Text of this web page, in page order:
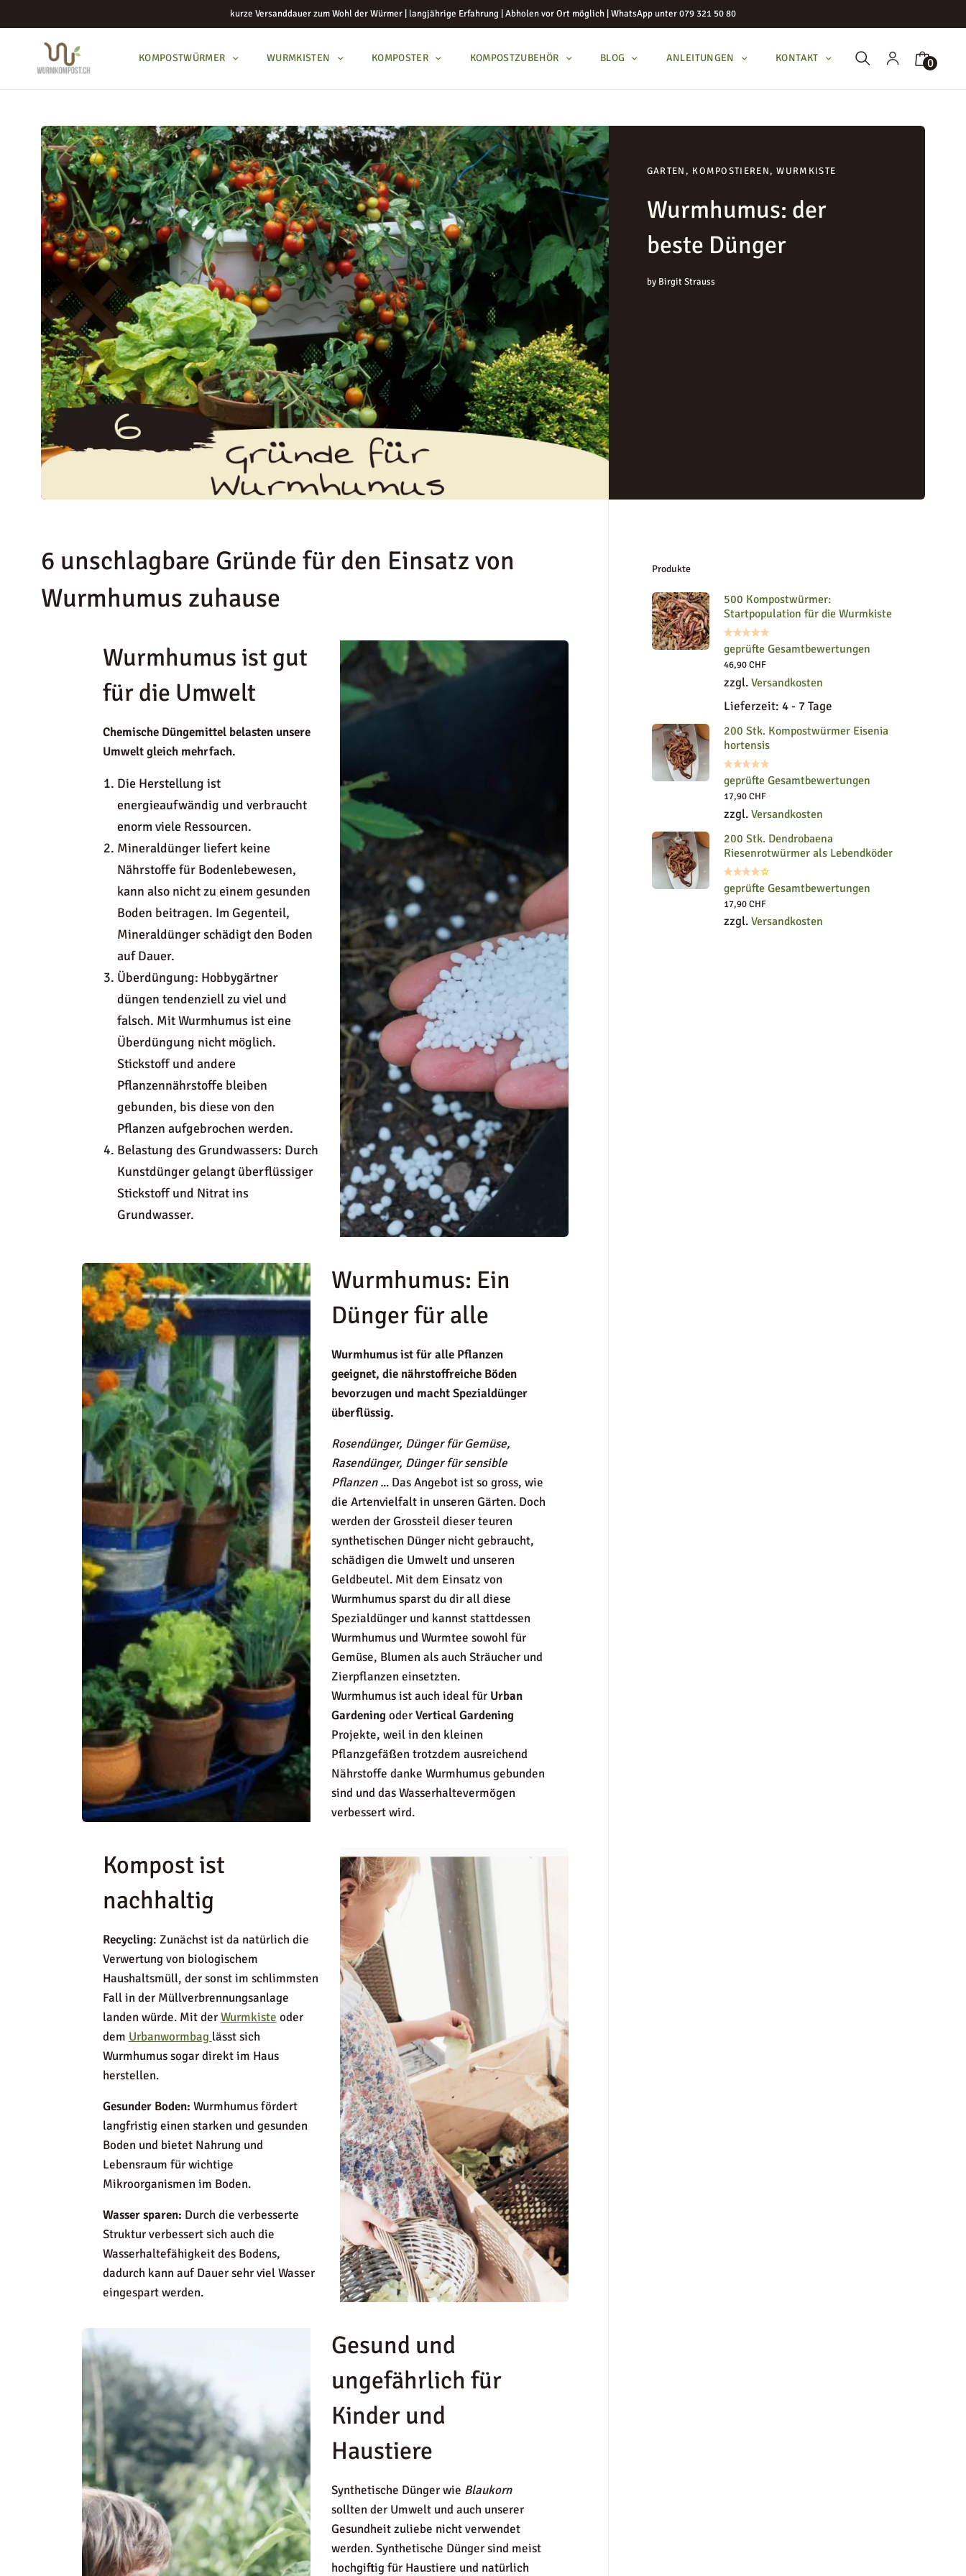
kurze Versanddauer zum Wohl der Würmer | langjährige Erfahrung | Abholen vor Ort möglich | WhatsApp unter 079 321 50 80
KOMPOSTWÜRMER WURMKISTEN KOMPOSTER KOMPOSTZUBEHÖR BLOG ANLEITUNGEN KONTAKT 0
GARTEN , KOMPOSTIEREN,WURMKISTE
Wurmhumus: der
beste Dünger
by Birgit Strauss
6 unschlagbare Gründe für den Einsatz von
Wurmhumus zuhause
Wurmhumus ist gut
für die Umwelt
Chemische Düngemittel belasten unsere
Umwelt gleich mehrfach.
Die Herstellung ist
energieaufwändig und verbraucht
enorm viele Ressourcen.
Mineraldünger liefert keine
Nährstoffe für Bodenlebewesen,
kann also nicht zu einem gesunden
Boden beitragen. Im Gegenteil,
Mineraldünger schädigt den Boden
auf Dauer.
Überdüngung: Hobbygärtner
düngen tendenziell zu viel und
falsch. Mit Wurmhumus ist eine
Überdüngung nicht möglich.
Stickstoff und andere
Pflanzennährstoffe bleiben
gebunden, bis diese von den
Pflanzen aufgebrochen werden.
Belastung des Grundwassers: Durch
Kunstdünger gelangt überflüssiger
Stickstoff und Nitrat ins
Grundwasser.
Wurmhumus: Ein
Dünger für alle
Wurmhumus ist für alle Pflanzen
geeignet, die nährstoffreiche Böden
bevorzugen und macht Spezialdünger
überflüssig.
Rosendünger, Dünger für Gemüse,
Rasendünger, Dünger für sensible
Pflanzen ... Das Angebot ist so gross, wie
die Artenvielfalt in unseren Gärten. Doch
werden der Grossteil dieser teuren
synthetischen Dünger nicht gebraucht,
schädigen die Umwelt und unseren
Geldbeutel. Mit dem Einsatz von
Wurmhumus sparst du dir all diese
Spezialdünger und kannst stattdessen
Wurmhumus und Wurmtee sowohl für
Gemüse, Blumen als auch Sträucher und
Zierpflanzen einsetzten.
Wurmhumus ist auch ideal für Urban
GardeningoderVertical Gardening
Projekte, weil in den kleinen
Pflanzgefäßen trotzdem ausreichend
Nährstoffe danke Wurmhumus gebunden
sind und das Wasserhaltevermögen
verbessert wird.
Kompost ist
nachhaltig
Recycling: Zunächst ist da natürlich die
Verwertung von biologischem
Haushaltsmüll, der sonst im schlimmsten
Fall in der Müllverbrennungsanlage
landen würde. Mit derWurmkiste oder
dem Urbanwormbag lässt sich
Wurmhumus sogar direkt im Haus
herstellen.
Gesunder Boden: Wurmhumus fördert
langfristig einen starken und gesunden
Boden und bietet Nahrung und
Lebensraum für wichtige
Mikroorganismen im Boden.
Wasser sparen: Durch die verbesserte
Struktur verbessert sich auch die
Wasserhaltefähigkeit des Bodens,
dadurch kann auf Dauer sehr viel Wasser
eingespart werden.
Gesund und
ungefährlich für
Kinder und
Haustiere
Synthetische Dünger wie Blaukorn
sollten der Umwelt und auch unserer
Gesundheit zuliebe nicht verwendet
werden. Synthetische Dünger sind meist
hochgiftig für Haustiere und natürlich
Produkte
500 Kompostwürmer:
Startpopulation für die Wurmkiste
geprüfte Gesamtbewertungen
46,90CHF
zzgl.Versandkosten
Lieferzeit:4 - 7 Tage
200 Stk. Kompostwürmer Eisenia
hortensis
geprüfte Gesamtbewertungen
17,90CHF
zzgl.Versandkosten
200 Stk. Dendrobaena
Riesenrotwürmer als Lebendköder
geprüfte Gesamtbewertungen
17,90CHF
zzgl.Versandkosten
KOMPOSTWÜRMER
WURMKISTEN
KOMPOSTER
KOMPOSTZUBEHÖR
ANLEITUNGEN
KONTAKT